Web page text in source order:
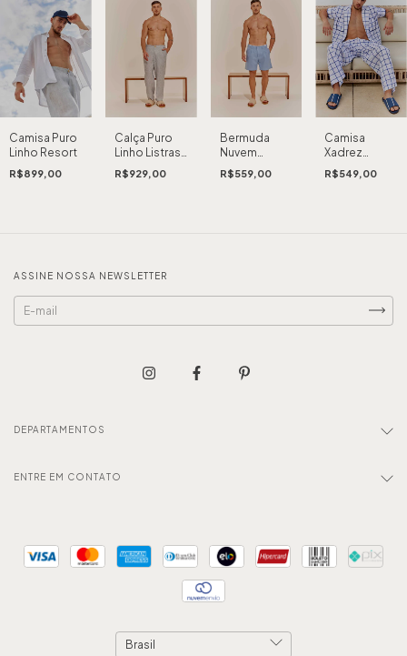
Camisa Puro
Linho Resort
R$899,00
Calça Puro
Linho Listras
Resort
R$929,00
Bermuda
Nuvem
Resort
R$559,00
Camisa
Xadrez
Resort
R$549,00
ASSINE NOSSA NEWSLETTER
DEPARTAMENTOS
ENTRE EM CONTATO